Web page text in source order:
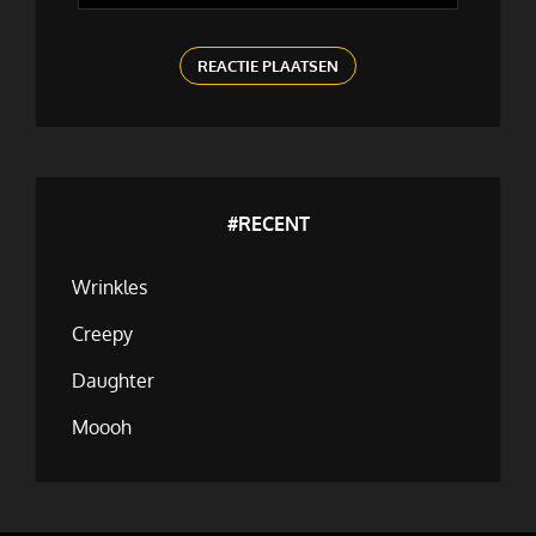
#RECENT
Wrinkles
Creepy
Daughter
Moooh